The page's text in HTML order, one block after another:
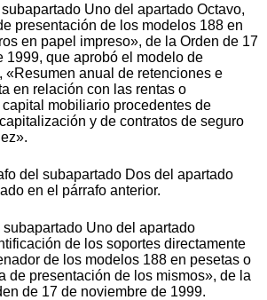
Uno del apartado Octavo,
presentación de los modelos 188 en
en papel impreso», de la Orden de 17
1999, que aprobó el modelo de
«Resumen anual de retenciones e
en relación con las rentas o
mobiliario procedentes de
y de contratos de seguro
del subapartado Dos del apartado
en el párrafo anterior.
Uno del apartado
de los soportes directamente
de los modelos 188 en pesetas o
de presentación de los mismos», de la
de 17 de noviembre de 1999.